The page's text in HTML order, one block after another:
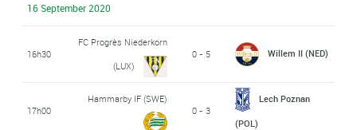
16 September 2020
16h30
FC Progrès Niederkorn
(LUX)
0 - 5 Willem II (NED)
17h00
Hammarby IF (SWE)
0 - 3
Lech Poznan
(POL)